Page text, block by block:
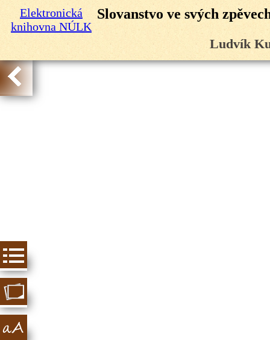
Elektronická
knihovna NÚLK
Slovanstvo ve svých
Ludvík